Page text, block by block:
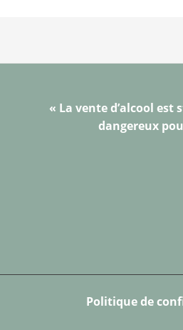
« La vente d’alcool est
dangereux
Politique de